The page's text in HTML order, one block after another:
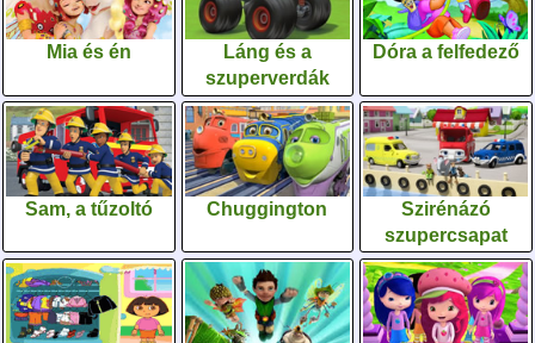
Mia és én
Láng és a
szuperverdák
Dóra a felfedező
Sam, a tűzoltó Chuggington
Szirénázó
szupercsapat